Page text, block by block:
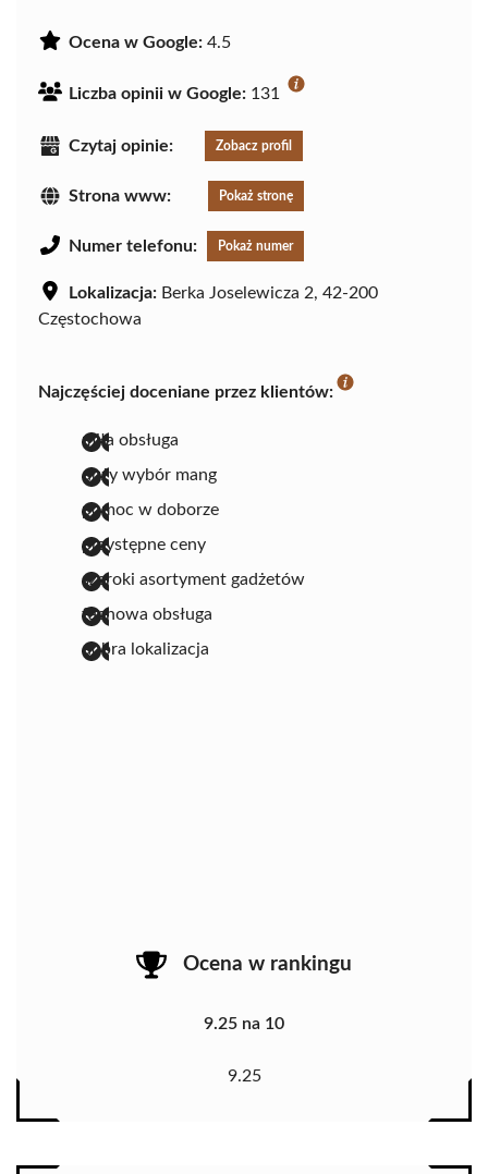
Ocena w Google: 4.5
Liczba opinii w Google: 131
Czytaj opinie: Zobacz profil
Strona www: Pokaż stronę
Numer telefonu: Pokaż numer
Lokalizacja: Berka Joselewicza 2, 42-200
Częstochowa
Najczęściej doceniane przez klientów:
miła obsługa
duży wybór mang
pomoc w doborze
przystępne ceny
szeroki asortyment gadżetów
fachowa obsługa
dobra lokalizacja
Ocena w rankingu
9.25 na 10
9.25